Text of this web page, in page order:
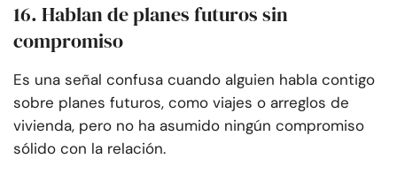
16. Hablan de planes futuros sin
compromiso
Es una señal confusa cuando alguien habla contigo
sobre planes futuros, como viajes o arreglos de
vivienda, pero no ha asumido ningún compromiso
sólido con la relación.